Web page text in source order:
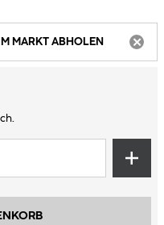
IM MARKT ABHOLEN